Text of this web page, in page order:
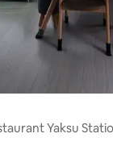
Yaksu